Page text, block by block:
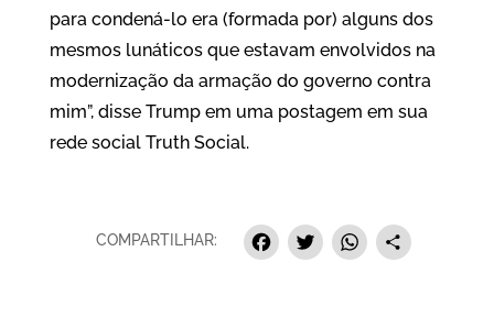
para condená-lo era (formada por) alguns dos
mesmos lunáticos que estavam envolvidos na
modernização da armação do governo contra
mim”, disse Trump em uma postagem em sua
rede social Truth Social.
COMPARTILHAR: Facebook
Twitter